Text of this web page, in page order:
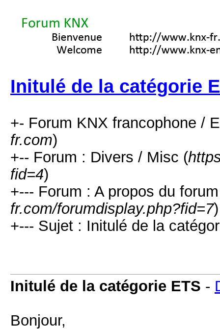
Initulé de la catégorie
+- Forum KNX francophone /
fr.com)
+-- Forum : Divers / Misc (
fid=4)
+--- Forum : A propos du
fr.com/forumdisplay.php?fid=7)
+--- Sujet : Initulé de la
Initulé de la catégorie ETS -
Bonjour,